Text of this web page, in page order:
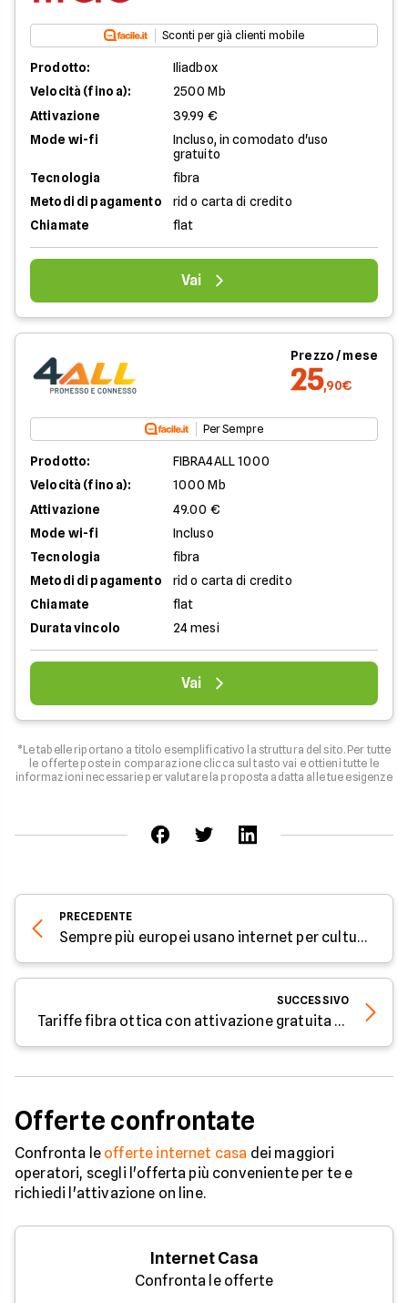
Sconti per già clienti mobile
Prodotto:
Iliadbox
Velocità (fino a):
2500 Mb
Attivazione
39.99 €
Mode wi-fi
Incluso, in comodato d'uso
gratuito
Tecnologia
fibra
Metodi di pagamento
rid o carta di credito
Chiamate
flat
Vai
Prezzo / mese
25,90€
Per Sempre
Prodotto:
FIBRA4ALL 1000
Velocità (fino a):
1000 Mb
Attivazione
49.00 €
Mode wi-fi
Incluso
Tecnologia
fibra
Metodi di pagamento
rid o carta di credito
Chiamate
flat
Durata vincolo
24 mesi
Vai
*Le tabelle riportano a titolo esemplificativo la struttura del sito. Per tutte
le offerte poste in comparazione clicca sul tasto vai e ottieni tutte le
informazioni necessarie per valutare la proposta adatta alle tue esigenze
PRECEDENTE
Sempre più europei usano internet per cultura e intrattenimento: i dati Eurostat
SUCCESSIVO
Tariffe fibra ottica con attivazione gratuita a luglio 2025
Offerte confrontate
Confronta le offerte internet casa dei maggiori
operatori, scegli l'offerta più conveniente per te e
richiedi l'attivazione on line.
Internet Casa
Confronta le offerte